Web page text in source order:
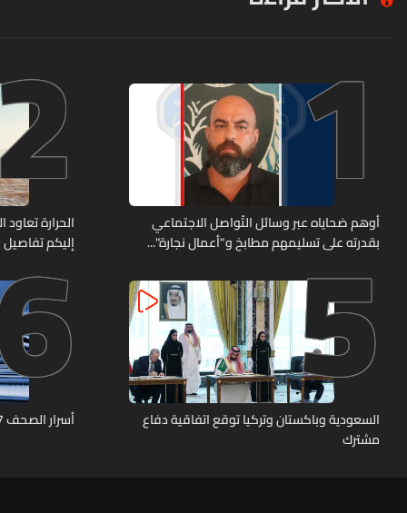
1
أوهم ضحاياه عبر وسائل التّواصل الاجتماعي
بقدرته على تسليمهم مطابخ و"أعمال نجارة"...
الحرارة
إليكم
5
السعودية وباكستان وتركيا توقع اتفاقية دفاع
مشترك
أسرار الصحف 7-8-2026